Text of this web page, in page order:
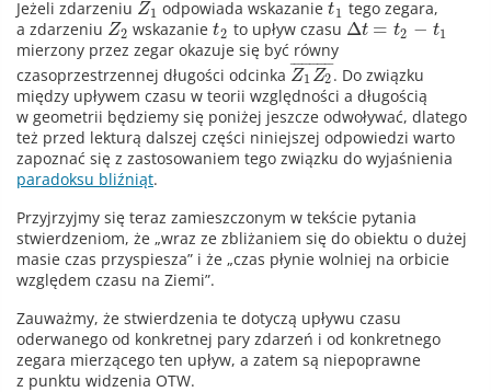
Jeżeli zdarzeniu Z1 odpowiada wskazaniet1 tego zegara,
a zdarzeniu Z2 wskazaniet2 to upływ czasu Δt = t2 − t1
mierzony przez zegar okazuje się być równy
czasoprzestrzennej długości odcinka Z1 Z2
¯ ¯
¯¯¯¯¯¯¯¯¯ . Do związku
między upływem czasu w teorii względności a długością
w geometrii będziemy się poniżej jeszcze odwoływać, dlatego
też przed lekturą dalszej części niniejszej odpowiedzi warto
zapoznać się z zastosowaniem tego związku do wyjaśnienia
paradoksu bliźniąt.
Przyjrzyjmy się teraz zamieszczonym w tekście pytania
stwierdzeniom, że „wraz ze zbliżaniem się do obiektu o dużej
masie czas przyspiesza” i że „czas płynie wolniej na orbicie
względem czasu na Ziemi”.
Zauważmy, że stwierdzenia te dotyczą upływu czasu
oderwanego od konkretnej pary zdarzeń i od konkretnego
zegara mierzącego ten upływ, a zatem są niepoprawne
z punktu widzenia OTW.